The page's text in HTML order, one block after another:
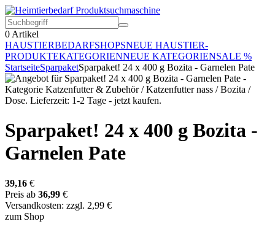
0 Artikel
HAUSTIERBEDARFSHOPSNEUE HAUSTIER-
PRODUKTEKATEGORIENNEUE KATEGORIENSALE %
StartseiteSparpaketSparpaket! 24 x 400 g Bozita - Garnelen Pate
Sparpaket! 24 x 400 g Bozita -
Garnelen Pate
39,16 €
Preis ab 36,99 €
Versandkosten: zzgl. 2,99 €
zum Shop